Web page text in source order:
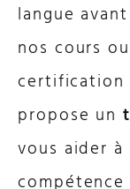
langue
nos cours
certification
propose un
vous aider